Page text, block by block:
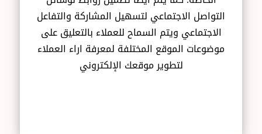
التواصل الاجتماعي لتسهيل المشاركة والتفاعل
الاجتماعي ويتم السماح للعملاء بالتعليق على
موضوعات الموقع المختلفة لمعرفة اراء العملاء
لتطوير موقعك الإلكتروني